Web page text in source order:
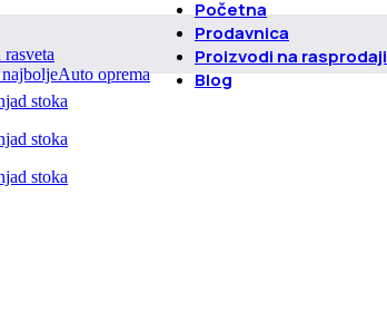
Auto oprema
Početna
Prodavnica
Proizvodi na rasprodaji
Blog